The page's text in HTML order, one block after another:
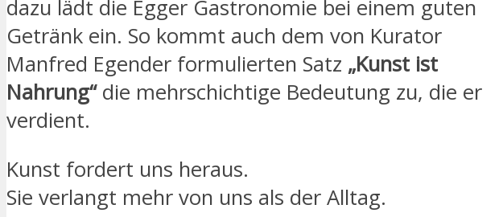
dazu lädt die Egger Gastronomie bei einem guten
Getränk ein. So kommt auch dem von Kurator
Manfred Egender formulierten Satz „Kunst ist
Nahrung“die mehrschichtige Bedeutung zu, die er
verdient.
Kunst fordert uns heraus.
Sie verlangt mehr von uns als der Alltag.